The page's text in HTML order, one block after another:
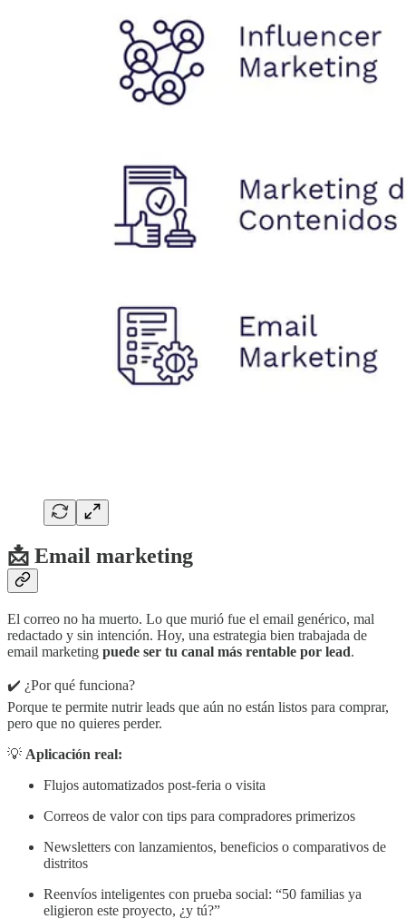
📩 Email marketing
El correo no ha muerto. Lo que murió fue el email genérico, mal
redactado y sin intención. Hoy, una estrategia bien trabajada de
email marketing puede ser tu canal más rentable por lead.
✔️ ¿Por qué funciona?
Porque te permite nutrir leads que aún no están listos para comprar,
pero que no quieres perder.
💡 Aplicación real:
Flujos automatizados post-feria o visita
Correos de valor con tips para compradores primerizos
Newsletters con lanzamientos, beneficios o comparativos de
distritos
Reenvíos inteligentes con prueba social: “50 familias ya
eligieron este proyecto, ¿y tú?”